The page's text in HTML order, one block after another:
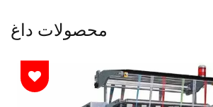
محصولات داغ